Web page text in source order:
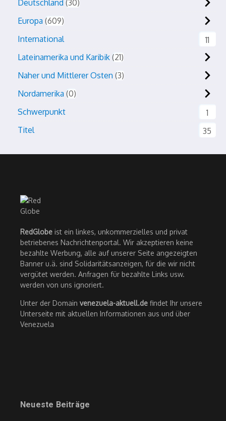
Deutschland 30
Europa 609
International
11
Lateinamerika und Karibik 21
Naher und Mittlerer Osten 3
Nordamerika 0
Schwerpunkt
1
Titel
35
RedGlobe ist ein linkes, unkommerzielles und privat
betriebenes Nachrichtenportal. Wir akzeptieren keine
bezahlte Werbung, alle auf unserer Seite angezeigten
Banner u.ä. sind Solidaritätsanzeigen, für die wir nicht
vergütet werden. Anfragen für bezahlte Links usw.
werden von uns ignoriert.
Unter der Domain venezuela-aktuell.de findet Ihr unsere
Unterseite mit aktuellen Informationen aus und über
Venezuela
Neueste Beiträge